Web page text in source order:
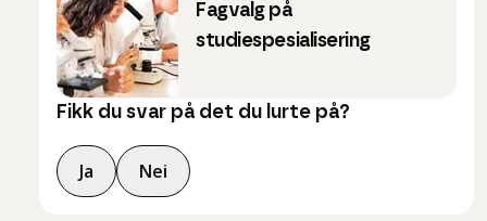
Fagvalg på
studiespesialisering
Fikk du svar på det du lurte på?
Ja Nei